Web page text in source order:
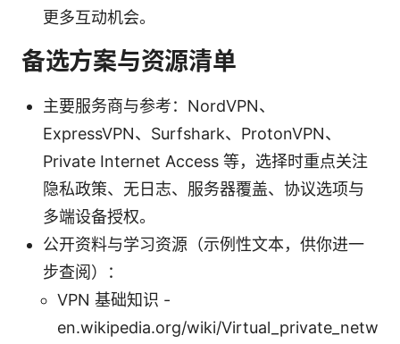
更多互动机会。
备选方案与资源清单
主要服务商与参考：NordVPN、
ExpressVPN、Surfshark、ProtonVPN、
Private Internet Access 等，选择时重点关注
隐私政策、无日志、服务器覆盖、协议选项与
多端设备授权。
公开资料与学习资源（示例性文本，供你进一
步查阅）：
VPN 基础知识 -
en.wikipedia.org/wiki/Virtual_private_netw